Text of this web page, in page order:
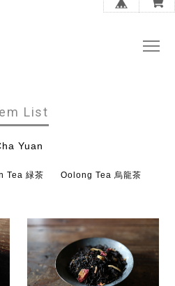
List
Yuan
Tea 緑茶 Oolong Tea 烏龍茶